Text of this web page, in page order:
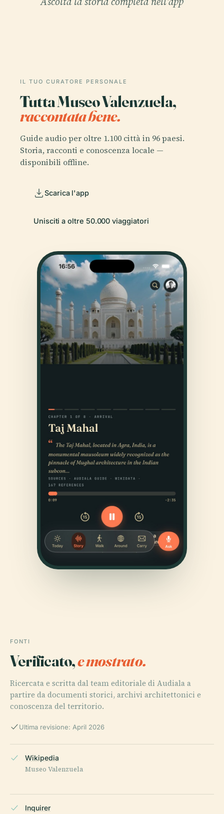
IL TUO CURATORE PERSONALE
Tutta Museo Valenzuela,
raccontata bene.
Guide audio per oltre 1.100 città in 96 paesi.
Storia, racconti e conoscenza locale —
disponibili offline.
Scarica l'app
Unisciti a oltre 50.000 viaggiatori
FONTI
Verificato,e mostrato.
Ricercata e scritta dal team editoriale di Audiala a
partire da documenti storici, archivi architettonici e
conoscenza del territorio.
Ultima revisione: April 2026
Wikipedia
Museo Valenzuela
Inquirer